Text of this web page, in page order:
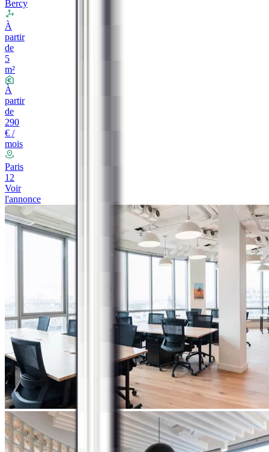
Bercy
À
partir
de
5
m²
À
partir
de
290
€ /
mois
Paris
12
Voir
l'annonce